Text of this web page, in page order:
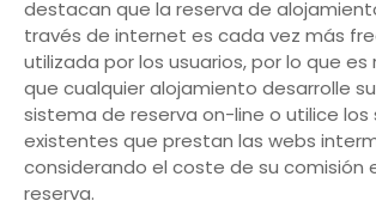
destacan que la reserva de
través de internet es cada vez más
utilizada por los usuarios, por lo que
que cualquier alojamiento desarrolle
sistema de reserva on-line o utilice los
existentes que prestan las webs
considerando el coste de su comisión
reserva.